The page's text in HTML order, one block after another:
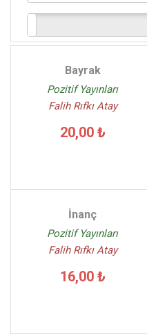
Bayrak
Pozitif Yayınları
Falih Rıfkı Atay
20,00 ₺
İnanç
Pozitif Yayınları
Falih Rıfkı Atay
16,00 ₺